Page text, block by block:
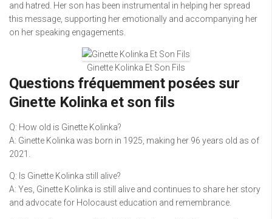
and hatred. Her son has been instrumental in helping her spread
this message, supporting her emotionally and accompanying her
on her speaking engagements.
Ginette Kolinka Et Son Fils
Questions fréquemment posées sur
Ginette Kolinka et son fils
Q: How old is Ginette Kolinka?
A: Ginette Kolinka was born in 1925, making her 96 years old as of
2021.
Q: Is Ginette Kolinka still alive?
A: Yes, Ginette Kolinka is still alive and continues to share her story
and advocate for Holocaust education and remembrance.